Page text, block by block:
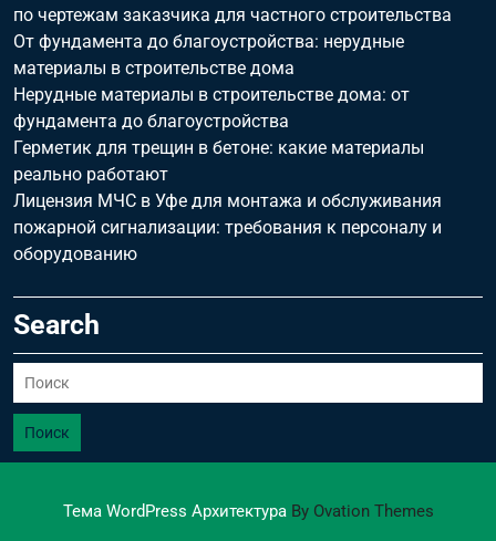
по чертежам заказчика для частного строительства
От фундамента до благоустройства: нерудные
материалы в строительстве дома
Нерудные материалы в строительстве дома: от
фундамента до благоустройства
Герметик для трещин в бетоне: какие материалы
реально работают
Лицензия МЧС в Уфе для монтажа и обслуживания
пожарной сигнализации: требования к персоналу и
оборудованию
Search
Поиск
Тема WordPress АрхитектураBy Ovation Themes